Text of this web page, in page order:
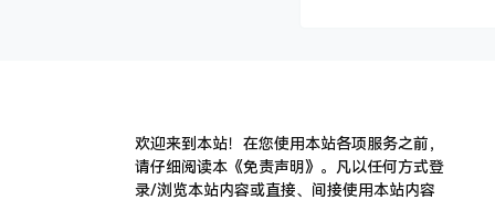
欢迎来到本站！在您使用本站各项服务之前，
请仔细阅读本《免责声明》。凡以任何方式登
录/浏览本站内容或直接、间接使用本站内容